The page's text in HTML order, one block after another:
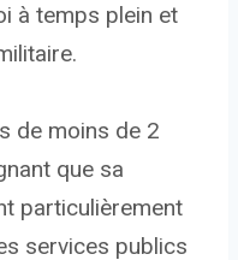
à temps plein et
de moins de 2
que sa
particulièrement
services publics